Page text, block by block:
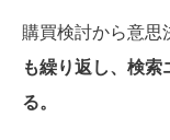
購買検討から意思
も繰り返し、検
る。